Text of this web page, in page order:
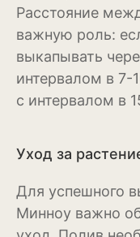
Кукуруза
Овёс
Пшеница
Ячмень
Комнатные растения
Алоказия
Расстояние
важную роль:
выкапывать
интервалом в 7-
с интервалом в
Уход за
Для успешного
Минноу важно